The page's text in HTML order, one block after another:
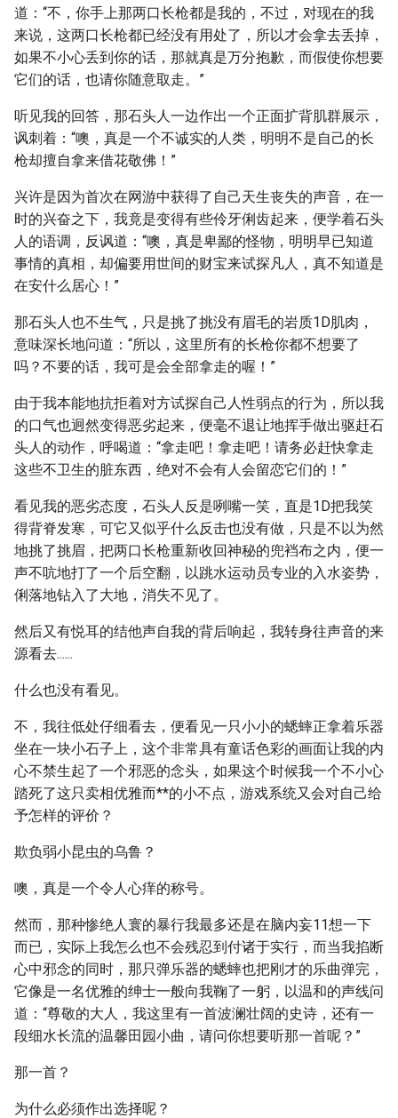
道：“不，你手上那两口长枪都是我的，不过，对现在的我
来说，这两口长枪都已经没有用处了，所以才会拿去丢掉，
如果不小心丢到你的话，那就真是万分抱歉，而假使你想要
它们的话，也请你随意取走。”
听见我的回答，那石头人一边作出一个正面扩背肌群展示，
讽刺着：“噢，真是一个不诚实的人类，明明不是自己的长
枪却擅自拿来借花敬佛！”
兴许是因为首次在网游中获得了自己天生丧失的声音，在一
时的兴奋之下，我竟是变得有些伶牙俐齿起来，便学着石头
人的语调，反讽道：“噢，真是卑鄙的怪物，明明早已知道
事情的真相，却偏要用世间的财宝来试探凡人，真不知道是
在安什么居心！”
那石头人也不生气，只是挑了挑没有眉毛的岩质1D肌肉，
意味深长地问道：“所以，这里所有的长枪你都不想要了
吗？不要的话，我可是会全部拿走的喔！”
由于我本能地抗拒着对方试探自己人性弱点的行为，所以我
的口气也迥然变得恶劣起来，便毫不退让地挥手做出驱赶石
头人的动作，呼喝道：“拿走吧！拿走吧！请务必赶快拿走
这些不卫生的脏东西，绝对不会有人会留恋它们的！”
看见我的恶劣态度，石头人反是咧嘴一笑，直是1D把我笑
得背脊发寒，可它又似乎什么反击也没有做，只是不以为然
地挑了挑眉，把两口长枪重新收回神秘的兜裆布之内，便一
声不吭地打了一个后空翻，以跳水运动员专业的入水姿势，
俐落地钻入了大地，消失不见了。
然后又有悦耳的结他声自我的背后响起，我转身往声音的来
源看去......
什么也没有看见。
不，我往低处仔细看去，便看见一只小小的蟋蟀正拿着乐器
坐在一块小石子上，这个非常具有童话色彩的画面让我的内
心不禁生起了一个邪恶的念头，如果这个时候我一个不小心
踏死了这只卖相优雅而**的小不点，游戏系统又会对自己给
予怎样的评价？
欺负弱小昆虫的乌鲁？
噢，真是一个令人心痒的称号。
然而，那种惨绝人寰的暴行我最多还是在脑内妄11想一下
而已，实际上我怎么也不会残忍到付诸于实行，而当我掐断
心中邪念的同时，那只弹乐器的蟋蟀也把刚才的乐曲弹完，
它像是一名优雅的绅士一般向我鞠了一躬，以温和的声线问
道：“尊敬的大人，我这里有一首波澜壮阔的史诗，还有一
段细水长流的温馨田园小曲，请问你想要听那一首呢？”
那一首？
为什么必须作出选择呢？